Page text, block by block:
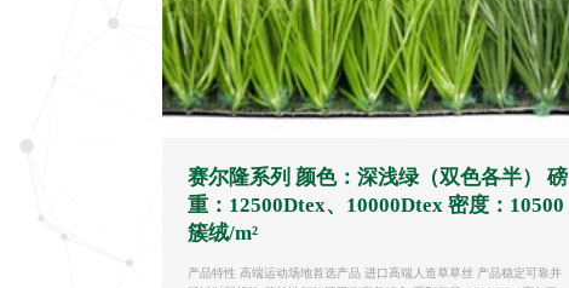
赛尔隆系列 颜色：深浅绿（双色各半） 磅
重：12500Dtex、10000Dtex 密度：10500
簇绒/m²
产品特性 高端运动场地首选产品 进口高端人造草草丝 产品稳定可靠并